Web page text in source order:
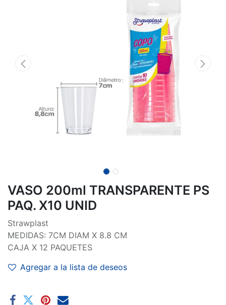
VASO 200ml TRANSPARENTE PS
PAQ. X10 UNID
Strawplast
MEDIDAS: 7CM DIAM X 8.8 CM
CAJA X 12 PAQUETES
Agregar a la lista de deseos